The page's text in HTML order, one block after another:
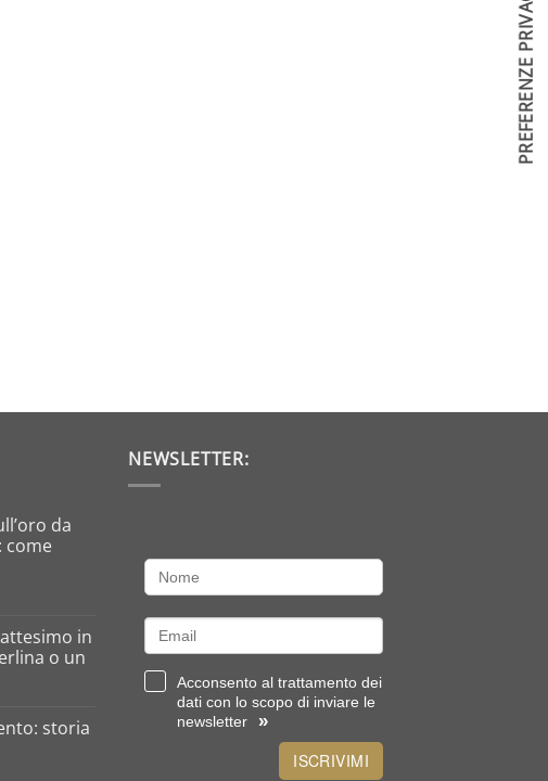
da
come
in
o un
storia
NEWSLETTER:
Acconsento al trattamento dei
dati con lo scopo di inviare le
newsletter
»
ISCRIVIMI